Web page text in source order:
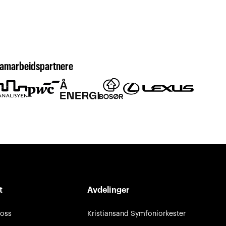
Avdelinger
Kristiansand Symfoniorkester